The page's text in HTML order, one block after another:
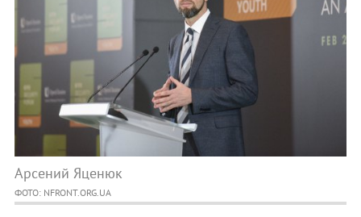
Арсений Яценюк
ФОТО: NFRONT.ORG.UA